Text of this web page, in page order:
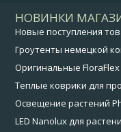
НОВИНКИ
Новые поступления
Гроутенты немецкой
Оригинальные FloraFlex
Теплые коврики для
Освещение растений
LED Nanolux для